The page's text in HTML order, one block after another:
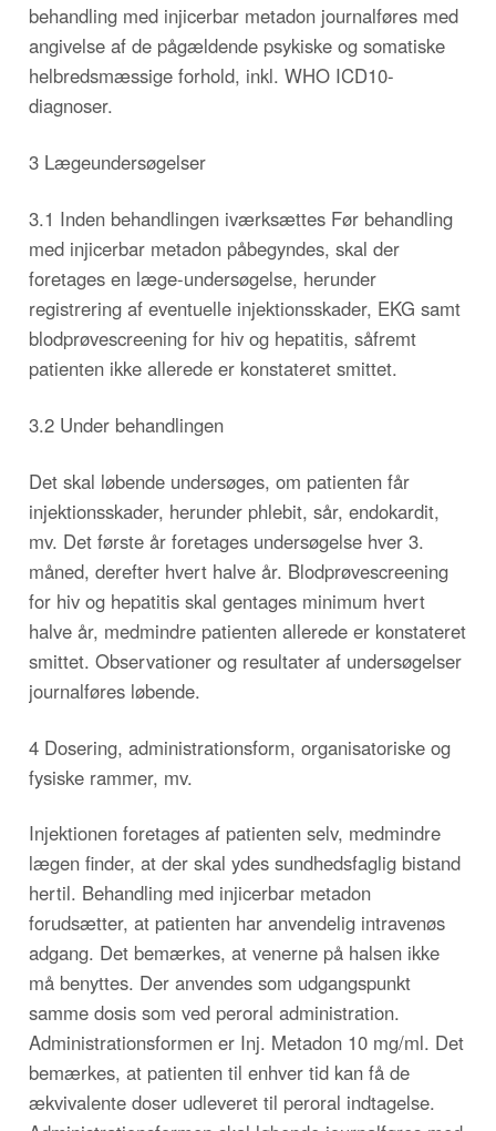
behandling med injicerbar metadon journalføres med
angivelse af de pågældende psykiske og somatiske
helbredsmæssige forhold, inkl. WHO ICD10-
diagnoser.
3 Lægeundersøgelser
3.1 Inden behandlingen iværksættes Før behandling
med injicerbar metadon påbegyndes, skal der
foretages en læge-undersøgelse, herunder
registrering af eventuelle injektionsskader, EKG samt
blodprøvescreening for hiv og hepatitis, såfremt
patienten ikke allerede er konstateret smittet.
3.2 Under behandlingen
Det skal løbende undersøges, om patienten får
injektionsskader, herunder phlebit, sår, endokardit,
mv. Det første år foretages undersøgelse hver 3.
måned, derefter hvert halve år. Blodprøvescreening
for hiv og hepatitis skal gentages minimum hvert
halve år, medmindre patienten allerede er konstateret
smittet. Observationer og resultater af undersøgelser
journalføres løbende.
4 Dosering, administrationsform, organisatoriske og
fysiske rammer, mv.
Injektionen foretages af patienten selv, medmindre
lægen finder, at der skal ydes sundhedsfaglig bistand
hertil. Behandling med injicerbar metadon
forudsætter, at patienten har anvendelig intravenøs
adgang. Det bemærkes, at venerne på halsen ikke
må benyttes. Der anvendes som udgangspunkt
samme dosis som ved peroral administration.
Administrationsformen er Inj. Metadon 10 mg/ml. Det
bemærkes, at patienten til enhver tid kan få de
ækvivalente doser udleveret til peroral indtagelse.